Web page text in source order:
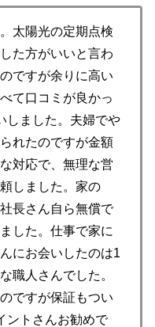
太陽光の定期点検
た方がいいと言わ
ですが余りに高い
て口コミが良かっ
しました。夫婦でや
れたのですが金額
対応で、無理な営
しました。家の
長さん自ら無償で
した。仕事で家に
にお会いしたのは1
職人さんでした。
ですが保証もつい
ントさんお勧めで